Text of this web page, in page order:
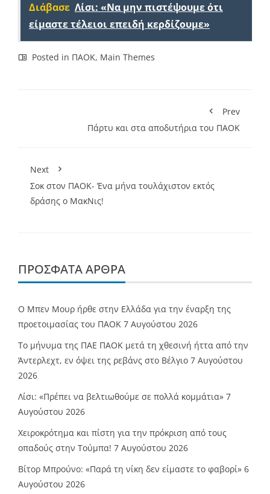
Διάβασε Λίσι: «Να μην πιστέψουμε ότι
είμαστε τέλειοι επειδή κερδίζουμε»
Posted in ΠΑΟΚ, Main Themes
Prev
Πάρτυ και στα αποδυτήρια του ΠΑΟΚ
Next
Σοκ στον ΠΑΟΚ- Ένα μήνα τουλάχιστον εκτός
δράσης ο ΜακΝις!
ΠΡΌΣΦΑΤΑ ΆΡΘΡΑ
O Mπεν Μουρ ήρθε στην Ελλάδα για την έναρξη της
προετοιμασίας του ΠΑΟΚ 7 Αυγούστου 2026
Το μήνυμα της ΠΑΕ ΠΑΟΚ μετά τη χθεσινή ήττα από την
Άντερλεχτ, εν όψει της ρεβάνς στο Βέλγιο 7 Αυγούστου
2026
Λίσι: «Πρέπει να βελτιωθούμε σε πολλά κομμάτια» 7
Αυγούστου 2026
Χειροκρότημα και πίστη για την πρόκριση από τους
οπαδούς στην Τούμπα! 7 Αυγούστου 2026
Βίτορ Μπρούνο: «Παρά τη νίκη δεν είμαστε το φαβορί» 6
Αυγούστου 2026